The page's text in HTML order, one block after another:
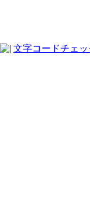
文字コードチェッ